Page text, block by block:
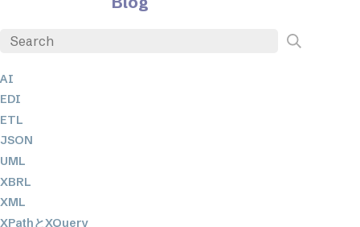
AI
EDI
ETL
JSON
UML
XBRL
XML
XPathとXQuery